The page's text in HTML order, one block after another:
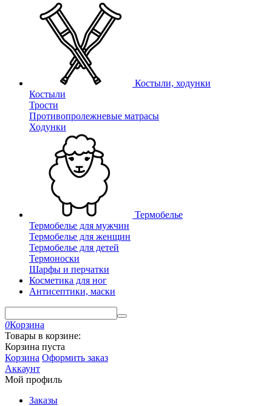
Костыли, ходунки
Костыли
Трости
Противопролежневые матрасы
Ходунки
Термобелье
Термобелье для мужчин
Термобелье для женщин
Термобелье для детей
Термоноски
Шарфы и перчатки
Косметика для ног
Антисептики, маски
0Корзина
Товары в корзине:
Корзина пуста
Корзина Оформить заказ
Аккаунт
Мой профиль
Заказы